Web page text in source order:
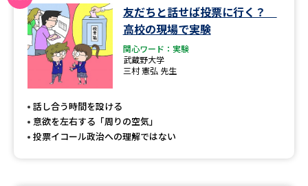
過去問題集
大学・短大以外の資料から請求
専門学校の資料請求 大学院の資料請求
留学・進学関連、塾・予備校
友だちと話せば投票に行く？
高校の現場で実験
関心ワード：実験
武蔵野大学
三村 憲弘 先生
話し合う時間を設ける
意欲を左右する「周りの空気」
投票イコール政治への理解ではない